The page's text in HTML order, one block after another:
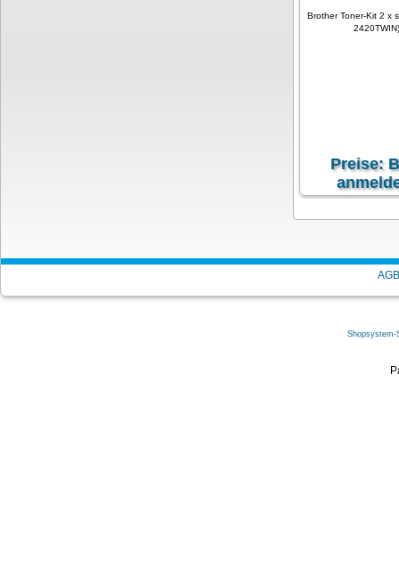
Brother Toner-Kit 2 x
2420TWIN)
Preise:
exkl. 19 % MwSt zzgl.
Brother
HC (TN-
AGB
Shopsystem-